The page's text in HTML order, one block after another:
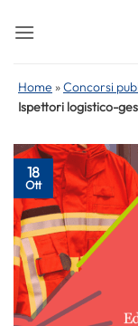
Home »Concorsi
Ispettori logistico-
18
Ott